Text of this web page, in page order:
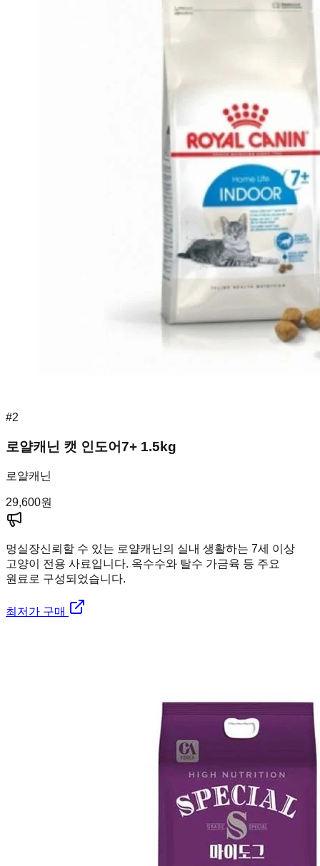
#2
로얄캐닌 캣 인도어7+ 1.5kg
로얄캐닌
29,600원
멍실장신뢰할 수 있는 로얄캐닌의 실내 생활하는 7세 이상
고양이 전용 사료입니다. 옥수수와 탈수 가금육 등 주요
원료로 구성되었습니다.
최저가 구매